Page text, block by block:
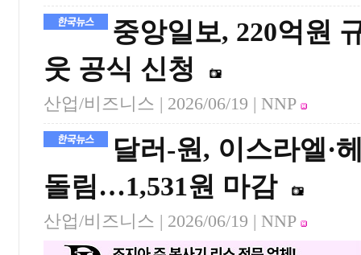
중앙일보, 220억원
웃 공식 신청
산업/비즈니스 | 2026/06/19 | NNP
달러-원, 이스라엘·
돌림…1,531원 마감
산업/비즈니스 | 2026/06/19 | NNP